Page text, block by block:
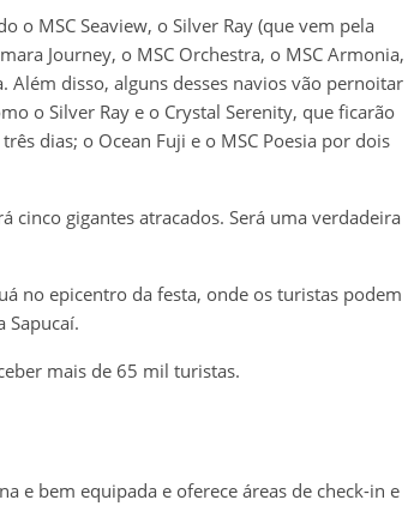
o MSC Seaview, o Silver Ray (que vem pela
Journey, o MSC Orchestra, o MSC Armonia,
Além disso, alguns desses navios vão pernoitar
o Silver Ray e o Crystal Serenity, que ficarão
dias; o Ocean Fuji e o MSC Poesia por dois
cinco gigantes atracados. Será uma verdadeira
no epicentro da festa, onde os turistas podem
Sapucaí.
mais de 65 mil turistas.
e bem equipada e oferece áreas de check-in e